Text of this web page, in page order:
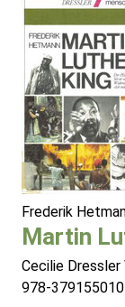
Frederik
Martin
Cecilie Dressler
978-